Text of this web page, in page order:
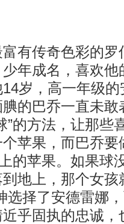
传奇色彩的罗
年成名，喜欢他
岁，高一年级
的巴乔一直未敢
”的方法，让那些
苹果，而巴乔要
的苹果。如果球
地上，那个女孩
选择了安德雷娜
乎固执的忠诚